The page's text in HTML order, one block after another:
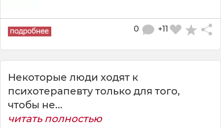
+11
0
Некоторые люди ходят к
психотерапевту только для того,
чтобы не...
читать полностью